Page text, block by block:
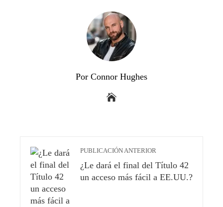
Por Connor Hughes
PUBLICACIÓN ANTERIOR
¿Le dará el final del Título 42
un acceso más fácil a EE.UU.?